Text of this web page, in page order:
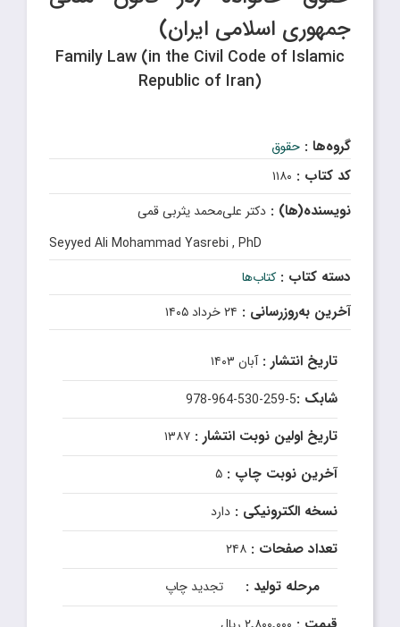
جمهوری اسلامی ایران)
Family Law (in the ‍‍‍Civil Code of Islamic
Republic of Iran)
گروه‌ها : حقوق
کد کتاب : ۱۱۸۰
نویسنده(ها) : دکتر علی‌محمد یثربی قمی
Seyyed Ali Mohammad Yasrebi , PhD
دسته کتاب : کتاب‌ها
آخرین به‌روزرسانی : ۲۴ خرداد ۱۴۰۵
تاریخ انتشار :آبان ۱۴۰۳
شابک :978-964-530-259-5
تاریخ اولین نوبت انتشار : ۱۳۸۷
آخرین نوبت چاپ : ۵
نسخه الکترونیکی : دارد
تعداد صفحات : ۲۴۸
مرحله تولید : تجدید چاپ